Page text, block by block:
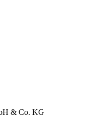
& Co. KG